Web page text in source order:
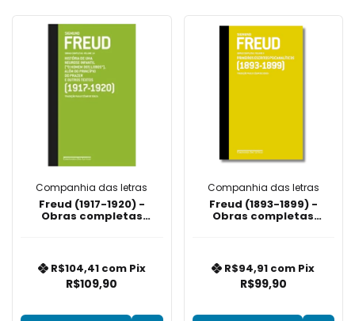
Companhia das letras
Freud (1917-1920) -
Obras completas
R$109,90
R$104,41 com Pix
Companhia das letras
Freud (1893-1899) -
Obras completas
R$99,90
R$94,91 com Pix